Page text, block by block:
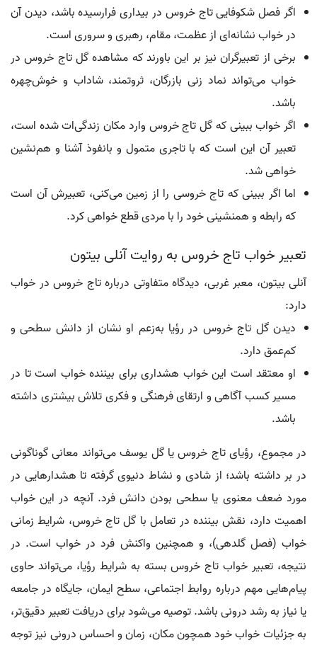
اگر فصل شکوفایی تاج خروس در بیداری فرارسیده باشد، دیدن آن
در خواب نشانه‌ای از عظمت، مقام، رهبری و سروری است.
برخی از تعبیرگران نیز بر این باورند که مشاهده گل تاج خروس در
خواب می‌تواند نماد زنی بازرگان، ثروتمند، شاداب و خوش‌چهره
باشد.
اگر خواب ببینی که گل تاج خروس وارد مکان زندگی‌ات شده است،
تعبیر آن این است که با تاجری متمول و بانفوذ آشنا و هم‌نشین
خواهی شد.
اما اگر ببینی که تاج خروسی را از زمین می‌کنی، تعبیرش آن است
که رابطه و همنشینی خود را با مردی قطع خواهی کرد.
تعبیر خواب تاج خروس به روایت آنلی بیتون
آنلی بیتون، معبر غربی، دیدگاه متفاوتی درباره تاج خروس در خواب
دارد:
دیدن گل تاج خروس در رؤیا به‌زعم او نشان از دانش سطحی و
کم‌عمق دارد.
او معتقد است این خواب هشداری برای بیننده خواب است تا در
مسیر کسب آگاهی و ارتقای فرهنگی و فکری تلاش بیشتری داشته
باشد.
در مجموع، رؤیای تاج خروس یا گل یوسف می‌تواند معانی گوناگونی
در بر داشته باشد؛ از شادی و نشاط دنیوی گرفته تا هشدارهایی در
مورد ضعف معنوی یا سطحی بودن دانش فرد. آنچه در این خواب
اهمیت دارد، نقش بیننده در تعامل با گل تاج خروس، شرایط زمانی
خواب (فصل گلدهی)، و همچنین واکنش فرد در خواب است. در
نتیجه، تعبیر خواب تاج خروس بسته به شرایط رؤیا، می‌تواند حاوی
پیام‌هایی مهم درباره روابط اجتماعی، سطح ایمان، جایگاه در جامعه
یا نیاز به رشد درونی باشد. توصیه می‌شود برای دریافت تعبیر دقیق‌تر،
به جزئیات خواب خود همچون مکان، زمان و احساس درونی نیز توجه